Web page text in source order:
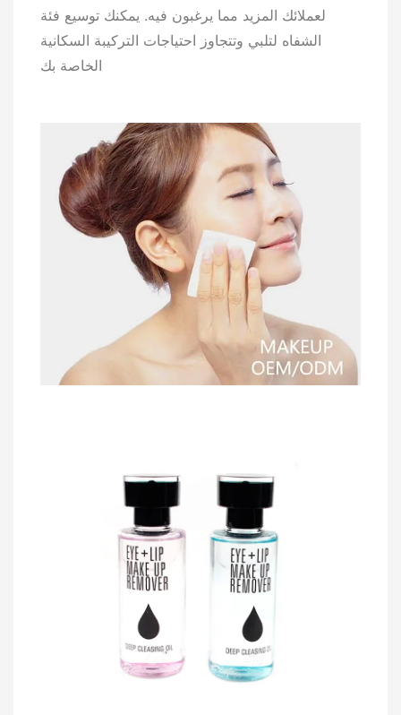
لعملائك المزيد مما يرغبون فيه. يمكنك توسيع فئة
الشفاه لتلبي وتتجاوز احتياجات التركيبة السكانية
الخاصة بك